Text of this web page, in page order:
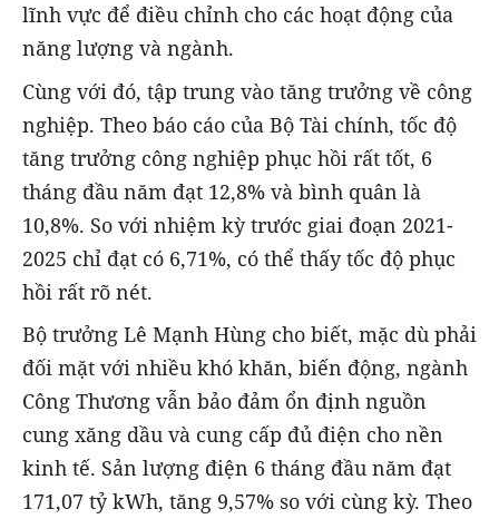
lĩnh vực để điều chỉnh cho các hoạt động của
năng lượng và ngành.
Cùng với đó, tập trung vào tăng trưởng về công
nghiệp. Theo báo cáo của Bộ Tài chính, tốc độ
tăng trưởng công nghiệp phục hồi rất tốt, 6
tháng đầu năm đạt 12,8% và bình quân là
10,8%. So với nhiệm kỳ trước giai đoạn 2021-
2025 chỉ đạt có 6,71%, có thể thấy tốc độ phục
hồi rất rõ nét.
Bộ trưởng Lê Mạnh Hùng cho biết, mặc dù phải
đối mặt với nhiều khó khăn, biến động, ngành
Công Thương vẫn bảo đảm ổn định nguồn
cung xăng dầu và cung cấp đủ điện cho nền
kinh tế. Sản lượng điện 6 tháng đầu năm đạt
171,07 tỷ kWh, tăng 9,57% so với cùng kỳ. Theo